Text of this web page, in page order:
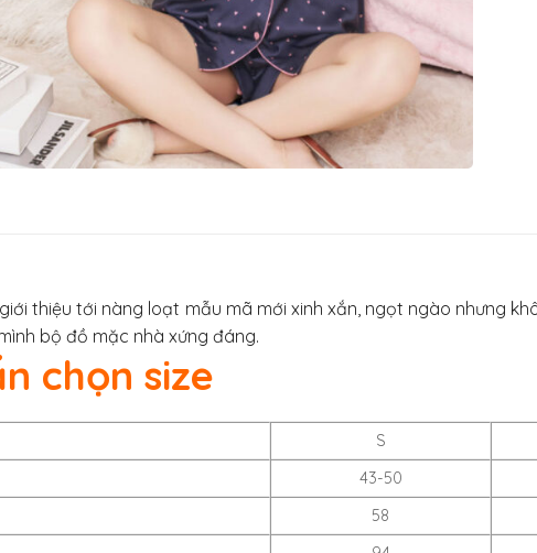
thiệu tới nàng loạt mẫu mã mới xinh xắn, ngọt ngào nhưng
bộ đồ mặc nhà xứng đáng.
chọn size
S
43-50
58